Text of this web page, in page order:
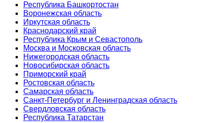
Республика Башкортостан
Воронежская область
Иркутская область
Краснодарский край
Республика Крым и Севастополь
Москва и Московская область
Нижегородская область
Новосибирская область
Приморский край
Ростовская область
Самарская область
Санкт-Петербург и Ленинградская область
Свердловская область
Республика Татарстан